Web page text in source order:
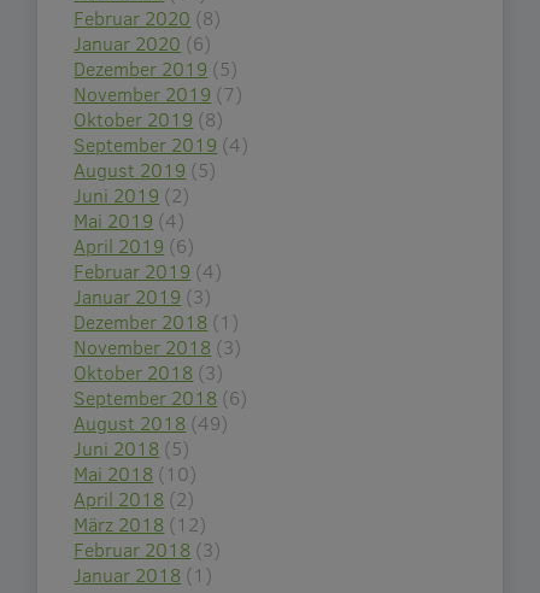
Februar 2020 (8)
Januar 2020 (6)
Dezember 2019 (5)
November 2019 (7)
Oktober 2019 (8)
September 2019 (4)
August 2019 (5)
Juni 2019 (2)
Mai 2019 (4)
April 2019 (6)
Februar 2019 (4)
Januar 2019 (3)
Dezember 2018 (1)
November 2018 (3)
Oktober 2018 (3)
September 2018 (6)
August 2018 (49)
Juni 2018 (5)
Mai 2018 (10)
April 2018 (2)
März 2018 (12)
Februar 2018 (3)
Januar 2018 (1)